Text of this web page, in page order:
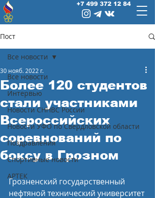
+7 499 372 12 84
Пост
Все новости
Интервью
Новости СННВС России
Новости УФО по Свердловской области
Поздравления
Спортивные новости
АРТЕК
Все новости
Более 120 студентов
стали участниками
Всероссийских
соревнований по
боксу в Грозном
30 нояб. 2022 г.
Грозненский государственный
нефтяной технический университет